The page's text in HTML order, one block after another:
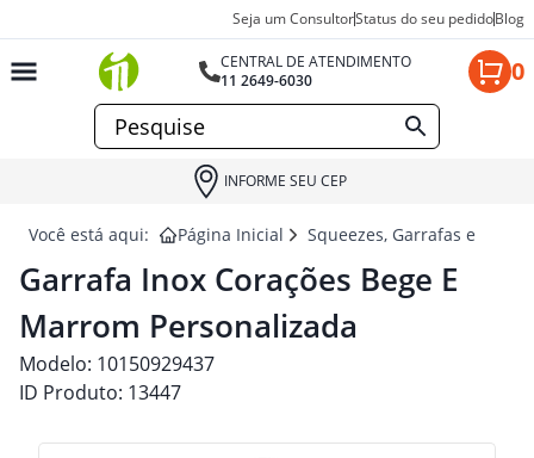
Seja um ConsultorStatus do seu pedidoBlog
CENTRAL DE ATENDIMENTO
11 2649-6030
0
INFORME SEU CEP
Você está aqui: Página Inicial Squeezes, Garrafas e
Garrafa Inox Corações Bege E
Marrom Personalizada
Modelo: 10150929437
ID Produto: 13447